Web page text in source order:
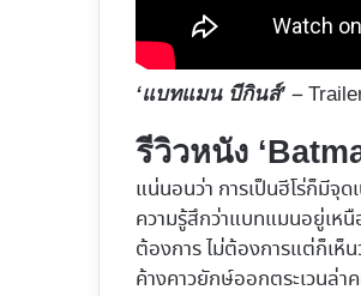
‘แบทแมน บีกินส์’ –
รีวิวหนัง
แน่นอนว่า การเป็นฮีโร่ก็มีจุ
ความรู้สึกว่าแบทแมนอยู่เหนื
ต้องการ ไม่ต้องการแต่ก็เห็
ค้างคาวยักษ์ออกตระเวนล่า